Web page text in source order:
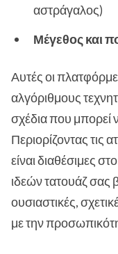
αστράγαλος)
Μέγεθος και
Αυτές οι
αλγόριθμους
σχέδια που μπορεί
Περιορίζοντας τις
είναι διαθέσιμες
ιδεών τατουάζ σας
ουσιαστικές,
με την